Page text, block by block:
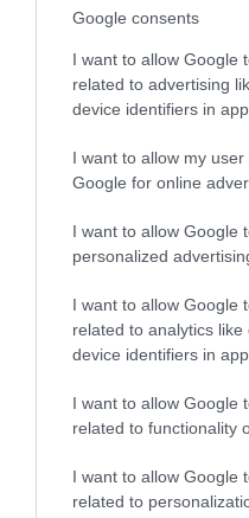
Google consents
I want to allow Google
related to advertising
device identifiers in
I want to allow my
Google for online
I want to allow Google
personalized
I want to allow Google
related to analytics
device identifiers in
I want to allow Google
related to functionality
I want to allow Google
related to
ΠΟΛΙΤΙΚΗ
Εκλογές 2023: Το
πήρε μόνο τρεις
Το σύνθημα ήταν «Μαζί